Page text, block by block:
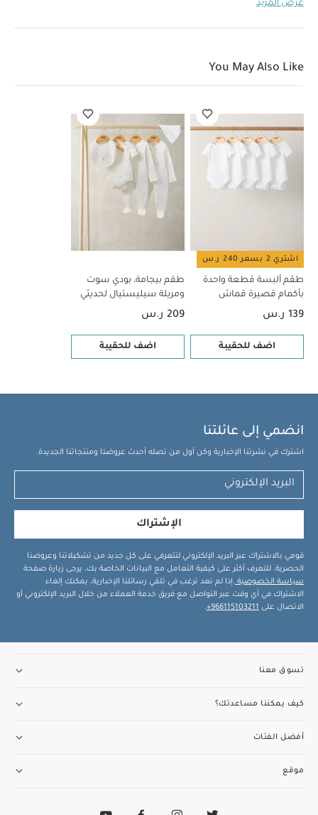
قد يعجبك أيضاً:
عرض المزيد
You May Also Like
اشتري 2 بسعر 240 ر.س
طقم ألبسة قطعة واحدة
بأكمام قصيرة قماش
عضوي بلون أبيض - 5 قطع
139 ر.س
اضف للحقيبة
طقم بيجامة، بودي سوت
ومريلة سيليستيال لحديثي
الولادة، 5 قطع
209 ر.س
اضف للحقيبة
انضمي إلى عائلتنا
اشترك في نشرتنا الإخبارية وكن أول من تصله أحدث عروضنا ومنتجاتنا الجديدة.
الإشتراك
قومي بالاشتراك عبر البريد الإلكتروني لتتعرفي على كل جديد من تشكيلاتنا وعروضنا
الحصرية. للتعرف أكثر على كيفية التعامل مع البيانات الخاصة بك، يرجى زيارة صفحة
سياسة الخصوصية .إذا لم تعد ترغب في تلقي رسائلنا الإخبارية، يمكنك إلغاء
الاشتراك في أي وقت عبر التواصل مع فريق خدمة العملاء من خلال البريد الإلكتروني أو
الاتصال على 966115103211+
.
تسوق معنا
كيف يمكننا مساعدتك؟
أفضل الفئات
موقع